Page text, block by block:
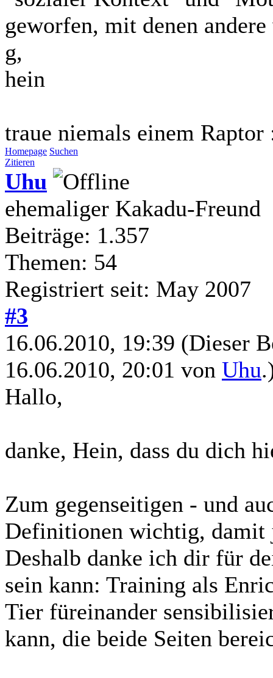
geworfen, mit denen
g,
hein
traue niemals einem Raptor
Homepage Suchen
Zitieren
Uhu
ehemaliger Kakadu-Freund
Beiträge: 1.357
Themen: 54
Registriert seit: May 2007
#3
16.06.2010, 19:39 (Dieser
16.06.2010, 20:01 von Uhu
Hallo,
danke, Hein, dass du dich
Zum gegenseitigen - und
Definitionen wichtig, damit
Deshalb danke ich dir für
sein kann: Training als
Tier füreinander
kann, die beide Seiten